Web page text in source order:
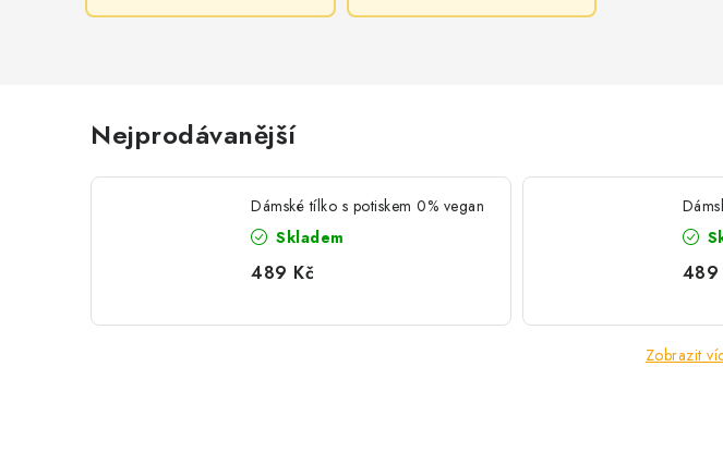
Nejprodávanější
Dámské tílko s potiskem 0% vegan
Skladem
489 Kč 489
Zobrazit